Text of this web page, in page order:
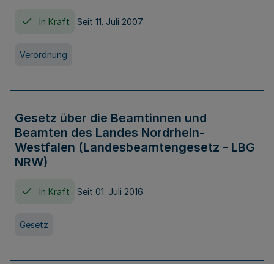
In Kraft Seit 11. Juli 2007
Verordnung
Gesetz über die Beamtinnen und
Beamten des Landes Nordrhein-
Westfalen (Landesbeamtengesetz - LBG
NRW)
In Kraft Seit 01. Juli 2016
Gesetz